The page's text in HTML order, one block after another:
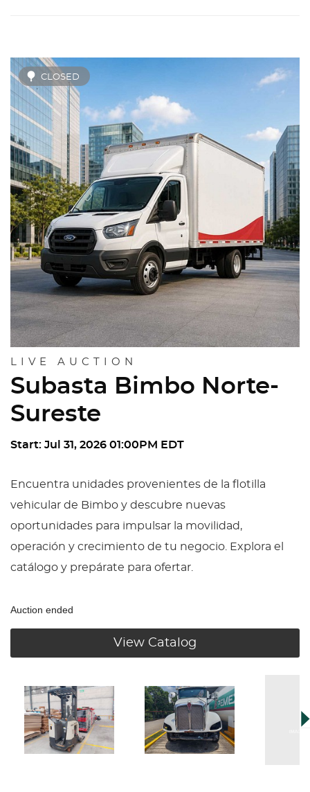
CLOSED
LIVE AUCTION
Subasta Bimbo Norte-
Sureste
Start: Jul 31, 2026 01:00PM EDT
Encuentra unidades provenientes de la flotilla
vehicular de Bimbo y descubre nuevas
oportunidades para impulsar la movilidad,
operación y crecimiento de tu negocio. Explora el
catálogo y prepárate para ofertar.
Auction ended
View Catalog